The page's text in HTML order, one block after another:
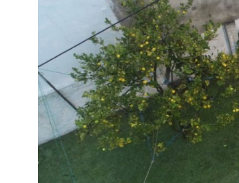
Espectáculos
Policiales
Cartelera
Familia